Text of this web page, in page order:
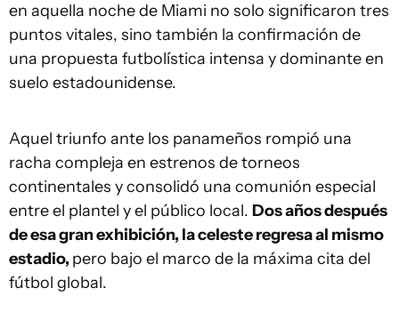
en aquella noche de Miami no solo significaron tres
puntos vitales, sino también la confirmación de
una propuesta futbolística intensa y dominante en
suelo estadounidense.
Aquel triunfo ante los panameños rompió una
racha compleja en estrenos de torneos
continentales y consolidó una comunión especial
entre el plantel y el público local. Dos años después
de esa gran exhibición, la celeste regresa al mismo
estadio, pero bajo el marco de la máxima cita del
fútbol global.